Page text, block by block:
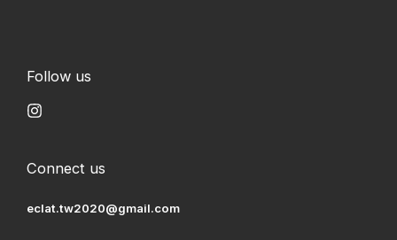
Follow us
Connect us
eclat.tw2020@gmail.com